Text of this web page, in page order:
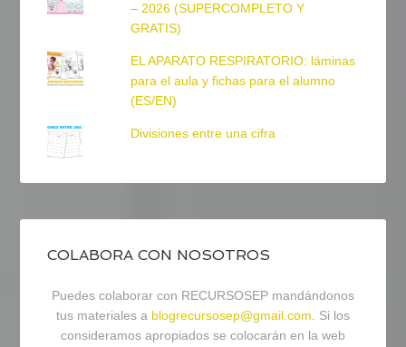
– 2026 (SUPERCOMPLETO Y
GRATIS)
EL APARATO RESPIRATORIO: láminas
para el aula y fichas para el alumno
(ES/EN)
Divisiones entre una cifra
COLABORA CON NOSOTROS
Puedes colaborar con RECURSOSEP mandándonos
tus materiales a blogrecursosep@gmail.com . Si los
consideramos apropiados se colocarán en la web